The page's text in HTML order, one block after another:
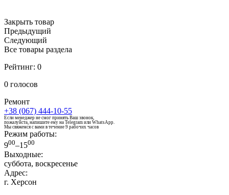
Закрыть товар
Предыдущий
Следующий
Все товары раздела
Рейтинг: 0
0 голосов
Ремонт
+38 (067) 444-10-55
Если менеджер не смог принять Ваш звонок,
пожалуйста, напишите ему на Telegram или WhatsApp.
Мы свяжемся с вами в течение 9 рабочих часов
Режим работы:
900–1500
Выходные:
суббота, воскресенье
Адрес:
г. Херсон